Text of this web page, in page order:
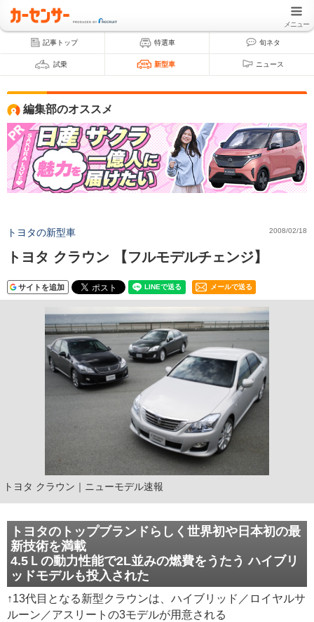
メニュー
記事トップ 特選車 旬ネタ
試乗 新型車 ニュース
編集部のオススメ
トヨタの新型車 2008/02/18
トヨタ クラウン 【フルモデルチェンジ】
サイトを追加 メールで送る
トヨタ クラウン｜ニューモデル速報
トヨタのトップブランドらしく世界初や日本初の最
新技術を満載
4.5Ｌの動力性能で2L並みの燃費をうたう ハイブリ
ッドモデルも投入された
↑13代目となる新型クラウンは、ハイブリッド／ロイヤルサ
ルーン／アスリートの3モデルが用意される